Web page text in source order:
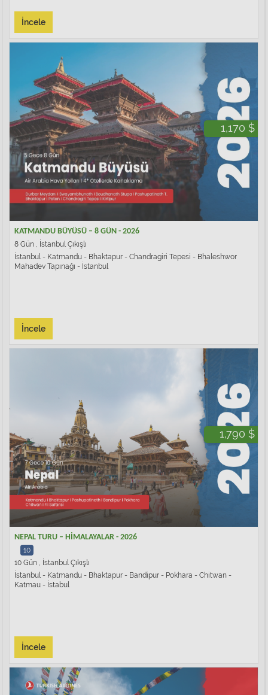
İncele
1,170 $
KATMANDU BÜYÜSÜ – 8 GÜN - 2026
8 Gün , İstanbul Çıkışlı
İstanbul - Katmandu - Bhaktapur - Chandragiri Tepesi - Bhaleshwor
Mahadev Tapınağı - İstanbul
İncele
1,790 $
NEPAL TURU – HİMALAYALAR - 2026
10
10 Gün , İstanbul Çıkışlı
İstanbul - Katmandu - Bhaktapur - Bandipur - Pokhara - Chitwan -
Katmau - İstabul
İncele